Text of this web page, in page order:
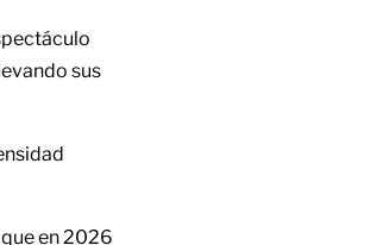
sus
en 2026